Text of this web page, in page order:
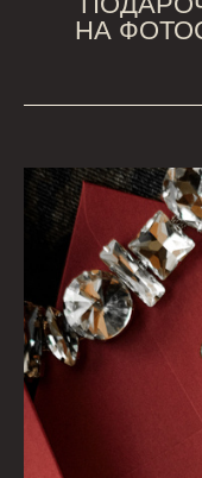
НА